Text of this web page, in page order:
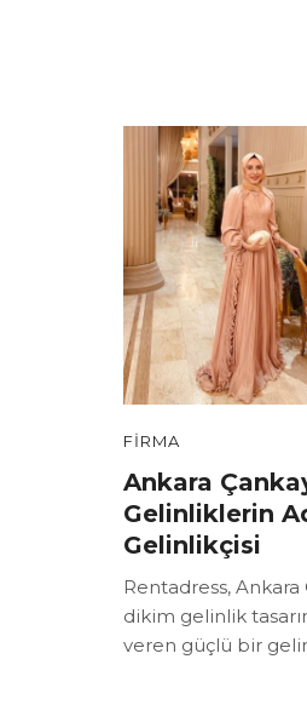
FIRMA
Ankara
Gelinliklerin
Gelinlikçisi
Rentadress,
dikim gelinlik
veren güçlü bir